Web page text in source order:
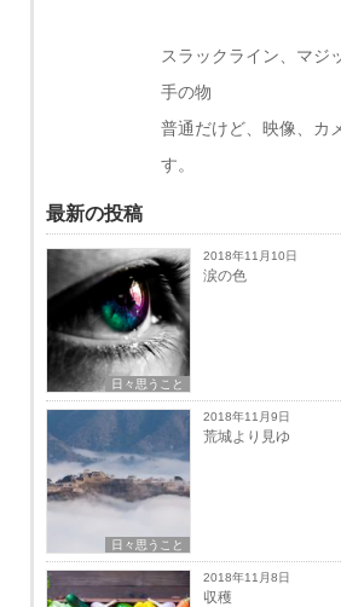
スラックライン、マジ
手の物
普通だけど、映像、カ
す。
最新の投稿
日々思うこと
2018年11月10日
涙の色
日々思うこと
2018年11月9日
荒城より見ゆ
2018年11月8日
収穫